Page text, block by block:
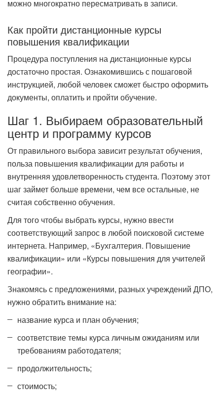
можно многократно пересматривать в записи.
Как пройти дистанционные курсы
повышения квалификации
Процедура поступления на дистанционные курсы
достаточно простая. Ознакомившись с пошаговой
инструкцией, любой человек сможет быстро оформить
документы, оплатить и пройти обучение.
Шаг 1. Выбираем образовательный
центр и программу курсов
От правильного выбора зависит результат обучения,
польза повышения квалификации для работы и
внутренняя удовлетворенность студента. Поэтому этот
шаг займет больше времени, чем все остальные, не
считая собственно обучения.
Для того чтобы выбрать курсы, нужно ввести
соответствующий запрос в любой поисковой системе
интернета. Например, «Бухгалтерия. Повышение
квалификации» или «Курсы повышения для учителей
географии».
Знакомясь с предложениями, разных учреждений ДПО,
нужно обратить внимание на:
название курса и план обучения;
соответствие темы курса личным ожиданиям или
требованиям работодателя;
продолжительность;
стоимость;